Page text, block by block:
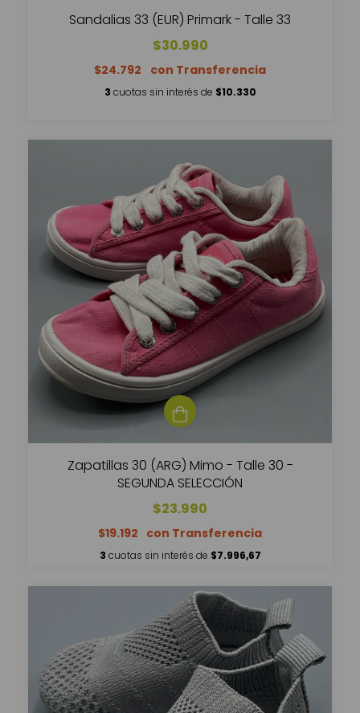
Sandalias 33 (EUR) Primark - Talle 33
$30.990
$24.792
3 cuotas sin interés de $10.330
Zapatillas 30 (ARG) Mimo - Talle 30 -
SEGUNDA SELECCIÓN
$23.990
$19.192
3 cuotas sin interés de $7.996,67